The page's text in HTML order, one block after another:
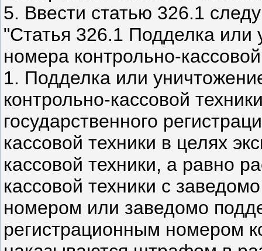
5. Ввести статью 326.1
"Статья 326.1 Подделка или
номера контрольно-
1. Подделка или
контрольно-кассовой
государственного
кассовой техники в целях
кассовой техники, а равно
кассовой техники с
номером или заведомо
регистрационным номером